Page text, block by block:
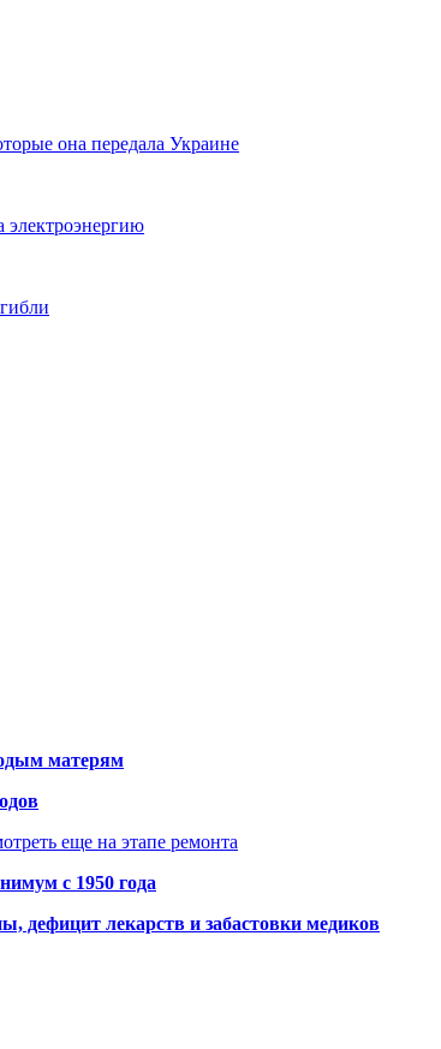
она передала Украине
электроэнергию
матерям
еще на этапе ремонта
с 1950 года
дефицит лекарств и забастовки медиков